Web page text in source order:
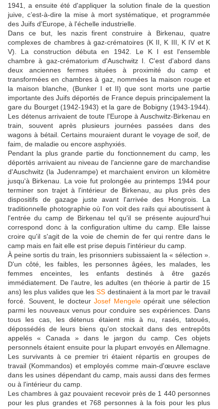
1941, a ensuite été d'appliquer la solution finale de la question
juive, c’est-à-dire la mise à mort systématique, et programmée
des Juifs d'Europe, à l'échelle industrielle.
Dans ce but, les nazis firent construire à Birkenau, quatre
complexes de chambres à gaz-crématoires (K II, K III, K IV et K
V). La construction débuta en 1942. Le K I est l'ensemble
chambre à gaz-crématorium d'Auschwitz I. C'est d'abord dans
deux anciennes fermes situées à proximité du camp et
transformées en chambres à gaz, nommées la maison rouge et
la maison blanche, (Bunker I et II) que sont morts une partie
importante des Juifs déportés de France depuis principalement la
gare du Bourget (1942-1943) et la gare de Bobigny (1943-1944).
Les détenus arrivaient de toute l'Europe à Auschwitz-Birkenau en
train, souvent après plusieurs journées passées dans des
wagons à bétail. Certains mouraient durant le voyage de soif, de
faim, de maladie ou encore asphyxiés.
Pendant la plus grande partie du fonctionnement du camp, les
déportés arrivaient au niveau de l'ancienne gare de marchandise
d'Auschwitz (la Judenrampe) et marchaient environ un kilomètre
jusqu'à Birkenau. La voie fut prolongée au printemps 1944 pour
terminer son trajet à l'intérieur de Birkenau, au plus près des
dispositifs de gazage juste avant l'arrivée des Hongrois. La
traditionnelle photographie où l'on voit des rails qui aboutissent à
l'entrée du camp de Birkenau tel qu'il se présente aujourd'hui
correspond donc à la configuration ultime du camp. Elle laisse
croire qu'il s'agit de la voie de chemin de fer qui rentre dans le
camp mais en fait elle est prise depuis l'intérieur du camp.
À peine sortis du train, les prisonniers subissaient la « sélection ».
D'un côté, les faibles, les personnes âgées, les malades, les
femmes enceintes, les enfants destinés à être gazés
immédiatement. De l'autre, les adultes (en théorie à partir de 15
ans) les plus valides que lesSS destinaient à la mort par le travail
forcé. Souvent, le docteur Josef Mengeleopérait une sélection
parmi les nouveaux venus pour conduire ses expériences. Dans
tous les cas, les détenus étaient mis à nu, rasés, tatoués,
dépossédés de leurs biens qu'on stockait dans des entrepôts
appelés « Canada » dans le jargon du camp. Ces objets
personnels étaient ensuite pour la plupart envoyés en Allemagne.
Les survivants à ce premier tri étaient répartis en groupes de
travail (Kommandos) et employés comme main-d'œuvre esclave
dans les usines dépendant du camp, mais aussi dans des fermes
ou à l'intérieur du camp.
Les chambres à gaz pouvaient recevoir près de 1 440 personnes
pour les plus grandes et 768 personnes à la fois pour les plus